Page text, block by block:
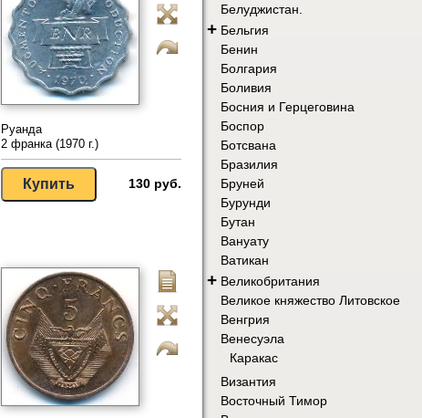
Руанда
2 франка (1970 г.)
130 руб.
Белуджистан.
+ Бельгия
Бенин
Болгария
Боливия
Босния и Герцеговина
Боспор
Ботсвана
Бразилия
Бруней
Бурунди
Бутан
Вануату
Ватикан
+ Великобритания
Великое княжество Литовское
Венгрия
Венесуэла
Каракас
Византия
Восточный Тимор